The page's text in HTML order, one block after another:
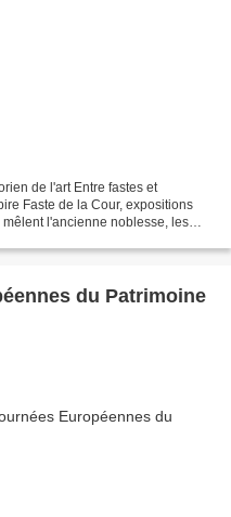
de l'art Entre fastes et
Faste de la Cour, expositions
l'ancienne noblesse, les
du Patrimoine